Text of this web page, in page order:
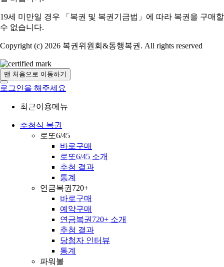
19세 미만일 경우 「복권 및 복권기금법」에 따라 복권을 구매할
수 없습니다.
Copyright (c) 2026 복권위원회&동행복권. All rights reserved
맨 처음으로 이동하기
로그인을 해주세요
최근이용메뉴
추첨식 복권
로또6/45
바로구매
로또6/45 소개
추첨 결과
통계
연금복권720+
바로구매
예약구매
연금복권720+ 소개
추첨 결과
당첨자 인터뷰
통계
파워볼